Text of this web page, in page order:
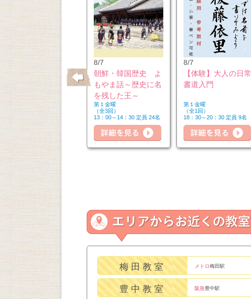
10/26
はじめてのウクレレ
第２・４月曜
（全6回）
14：50～16：20 定員 6名
8/7
朝鮮・韓国歴史 よ
もやま話～歴史に名
を残した王～
第１金曜
（全3回）
13：00～14：30 定員 24名
8/7
【体験】大人の日常
書道入門
第１金曜
（全1回）
18：30～20：30 定員 9名
を見る 詳細を見る 詳細を見る
梅田教室 メトロ梅田駅
豊中教室 阪急豊中駅